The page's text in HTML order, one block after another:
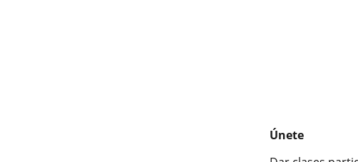
Únete